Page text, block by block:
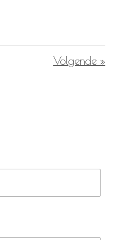
Volgende »